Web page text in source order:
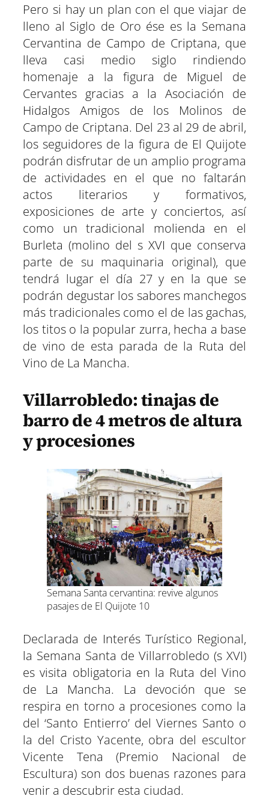
Pero si hay un plan con el que viajar de
lleno al Siglo de Oro ése es la Semana
Cervantina de Campo de Criptana, que
lleva casi medio siglo rindiendo
homenaje a la figura de Miguel de
Cervantes gracias a la Asociación de
Hidalgos Amigos de los Molinos de
Campo de Criptana. Del 23 al 29 de abril,
los seguidores de la figura de El Quijote
podrán disfrutar de un amplio programa
de actividades en el que no faltarán
actos literarios y formativos,
exposiciones de arte y conciertos, así
como un tradicional molienda en el
Burleta (molino del s XVI que conserva
parte de su maquinaria original), que
tendrá lugar el día 27 y en la que se
podrán degustar los sabores manchegos
más tradicionales como el de las gachas,
los titos o la popular zurra, hecha a base
de vino de esta parada de la Ruta del
Vino de La Mancha.
Villarrobledo: tinajas de
barro de 4 metros de altura
y procesiones
Semana Santa cervantina: revive algunos
pasajes de El Quijote 10
Declarada de Interés Turístico Regional,
la Semana Santa de Villarrobledo (s XVI)
es visita obligatoria en la Ruta del Vino
de La Mancha. La devoción que se
respira en torno a procesiones como la
del ‘Santo Entierro’ del Viernes Santo o
la del Cristo Yacente, obra del escultor
Vicente Tena (Premio Nacional de
Escultura) son dos buenas razones para
venir a descubrir esta ciudad.